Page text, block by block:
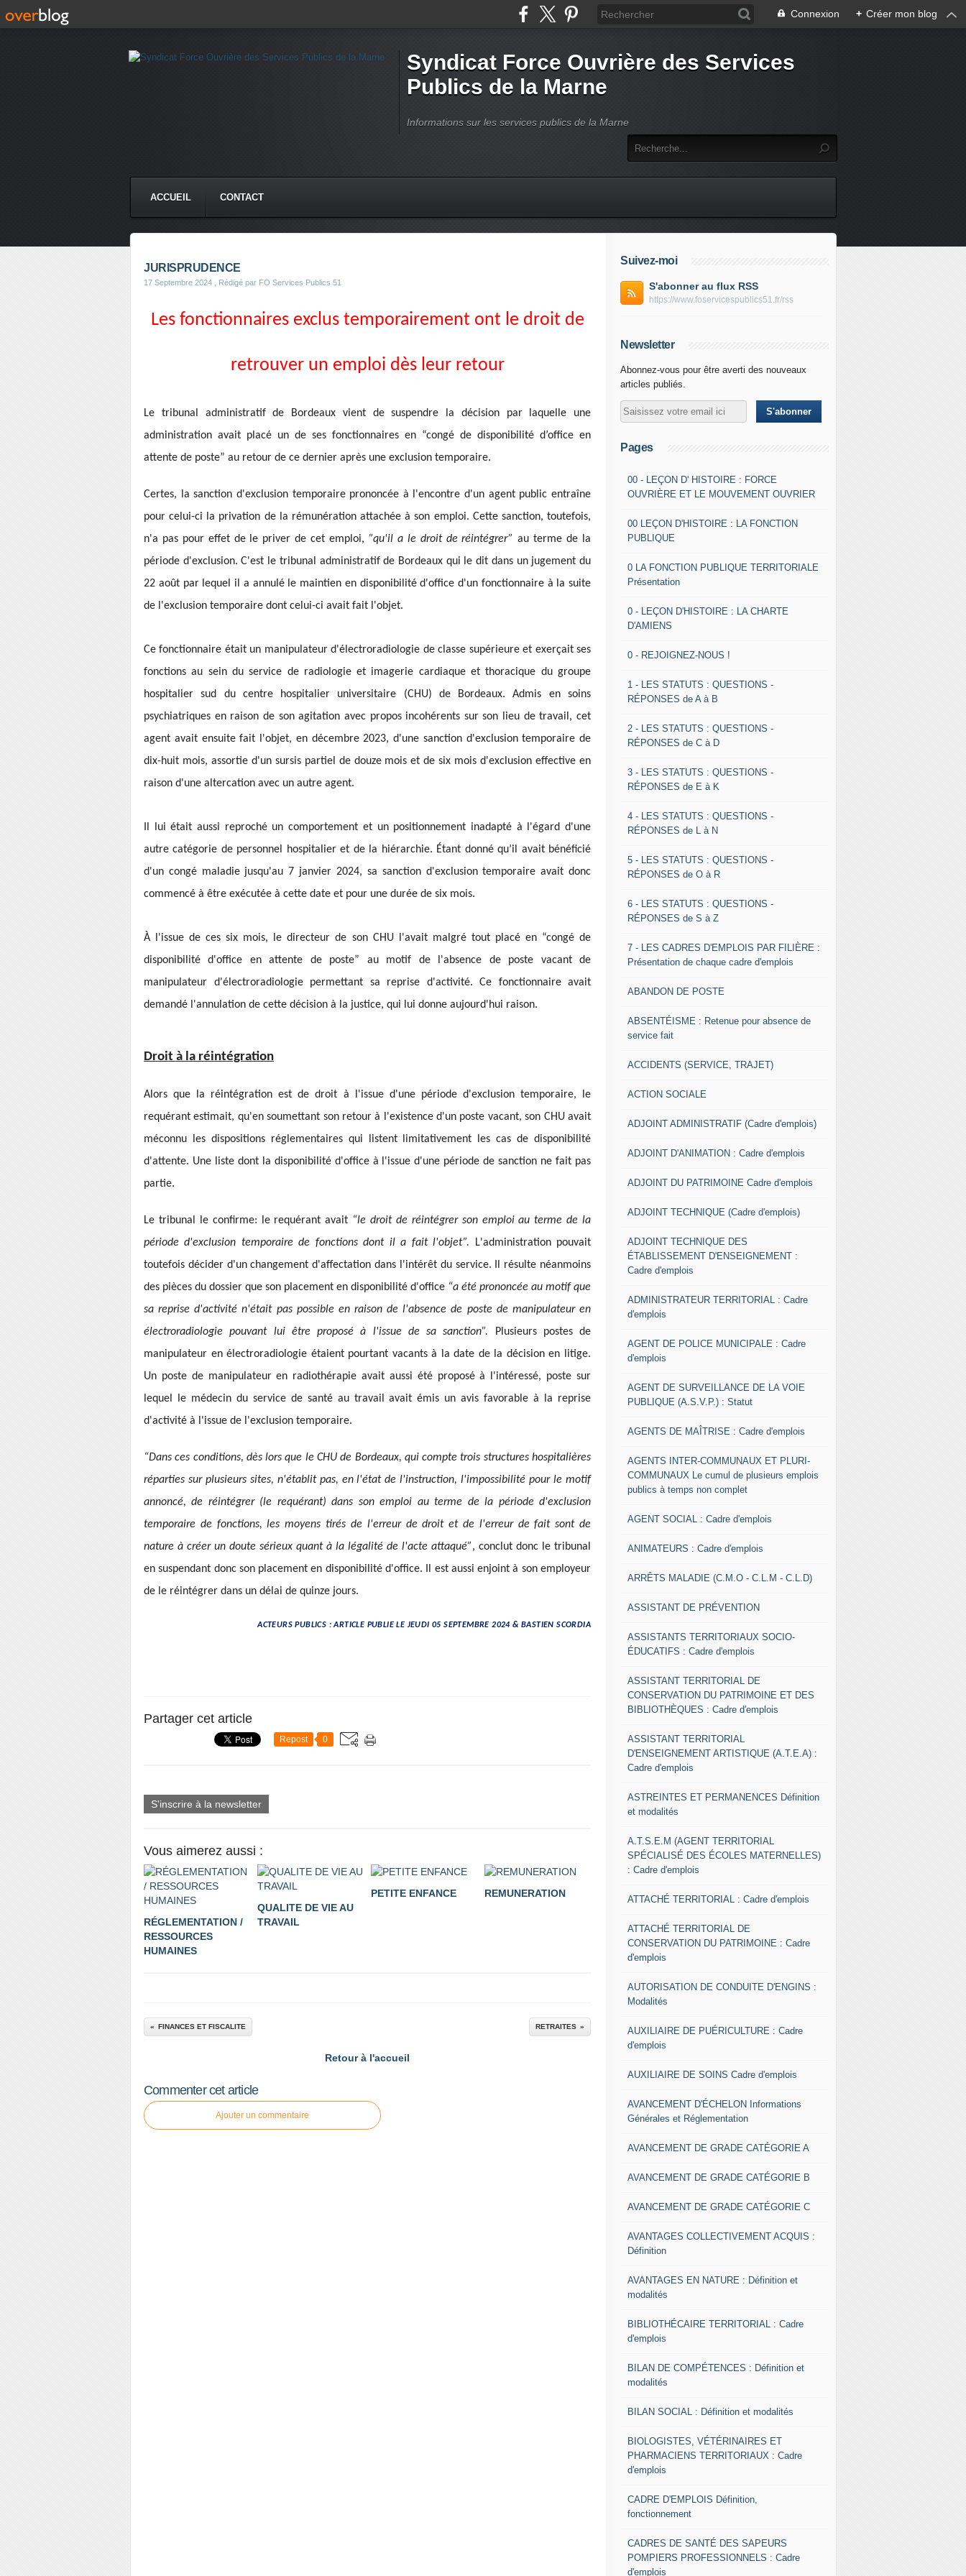
Connexion + Créer mon blog
Syndicat Force Ouvrière des Services
Publics de la Marne
Informations sur les services publics de la Marne
ACCUEIL CONTACT
JURISPRUDENCE
17 Septembre 2024 , Rédigé par FO Services Publics 51
Les fonctionnaires exclus temporairement ont le droit de
retrouver un emploi dès leur retour
Le tribunal administratif de Bordeaux vient de suspendre la décision par laquelle une
administration avait placé un de ses fonctionnaires en “congé de disponibilité d’office en
attente de poste” au retour de ce dernier après une exclusion temporaire.
Certes, la sanction d'exclusion temporaire prononcée à l'encontre d'un agent public entraîne
pour celui-ci la privation de la rémunération attachée à son emploi. Cette sanction, toutefois,
n'a pas pour effet de le priver de cet emploi, ”qu'il a le droit de réintégrer”au terme de la
période d'exclusion. C'est le tribunal administratif de Bordeaux qui le dit dans un jugement du
22 août par lequel il a annulé le maintien en disponibilité d'office d'un fonctionnaire à la suite
de l'exclusion temporaire dont celui-ci avait fait l'objet.
Ce fonctionnaire était un manipulateur d'électroradiologie de classe supérieure et exerçait ses
fonctions au sein du service de radiologie et imagerie cardiaque et thoracique du groupe
hospitalier sud du centre hospitalier universitaire (CHU) de Bordeaux. Admis en soins
psychiatriques en raison de son agitation avec propos incohérents sur son lieu de travail, cet
agent avait ensuite fait l'objet, en décembre 2023, d'une sanction d'exclusion temporaire de
dix-huit mois, assortie d'un sursis partiel de douze mois et de six mois d'exclusion effective en
raison d'une altercation avec un autre agent.
Il lui était aussi reproché un comportement et un positionnement inadapté à l'égard d'une
autre catégorie de personnel hospitalier et de la hiérarchie. Étant donné qu’il avait bénéficié
d'un congé maladie jusqu'au 7 janvier 2024, sa sanction d'exclusion temporaire avait donc
commencé à être exécutée à cette date et pour une durée de six mois.
À l'issue de ces six mois, le directeur de son CHU l'avait malgré tout placé en “congé de
disponibilité d'office en attente de poste” au motif de l'absence de poste vacant de
manipulateur d'électroradiologie permettant sa reprise d'activité. Ce fonctionnaire avait
demandé l'annulation de cette décision à la justice, qui lui donne aujourd'hui raison.
Droit à la réintégration
Alors que la réintégration est de droit à l'issue d'une période d'exclusion temporaire, le
requérant estimait, qu'en soumettant son retour à l'existence d'un poste vacant, son CHU avait
méconnu les dispositions réglementaires qui listent limitativement les cas de disponibilité
d'attente. Une liste dont la disponibilité d'office à l'issue d'une période de sanction ne fait pas
partie.
Le tribunal le confirme: le requérant avait “le droit de réintégrer son emploi au terme de la
période d'exclusion temporaire de fonctions dont il a fait l'objet”.
L'administration pouvait
toutefois décider d'un changement d'affectation dans l'intérêt du service. Il résulte néanmoins
des pièces du dossier que son placement en disponibilité d'office “a été prononcée au motif que
sa reprise d'activité n'était pas possible en raison de l'absence de poste de manipulateur en
électroradiologie pouvant lui être proposé à l'issue de sa sanction”.
Plusieurs postes de
manipulateur en électroradiologie étaient pourtant vacants à la date de la décision en litige.
Un poste de manipulateur en radiothérapie avait aussi été proposé à l'intéressé, poste sur
lequel le médecin du service de santé au travail avait émis un avis favorable à la reprise
d'activité à l'issue de l'exclusion temporaire.
“Dans ces conditions, dès lors que le CHU de Bordeaux, qui compte trois structures hospitalières
réparties sur plusieurs sites, n'établit pas, en l'état de l'instruction, l'impossibilité pour le motif
annoncé, de réintégrer (le requérant) dans son emploi au terme de la période d'exclusion
temporaire de fonctions, les moyens tirés de l'erreur de droit et de l'erreur de fait sont de
nature à créer un doute sérieux quant à la légalité de l'acte attaqué”, conclut donc le tribunal
en suspendant donc son placement en disponibilité d'office. Il est aussi enjoint à son employeur
de le réintégrer dans un délai de quinze jours.
ACTEURS PUBLICS : ARTICLE PUBLIE LE JEUDI 05 SEPTEMBRE 2024 & BASTIEN SCORDIA
Partager cet article
Repost 0
S'inscrire à la newsletter
Vous aimerez aussi :
RÉGLEMENTATION /
RESSOURCES
HUMAINES
QUALITE DE VIE AU
TRAVAIL
PETITE ENFANCE REMUNERATION
FINANCES ET FISCALITE RETRAITES
Retour à l'accueil
Commenter cet article
Ajouter un commentaire
Suivez-moi
S'abonner au flux RSS
https://www.foservicespublics51.fr/rss
Newsletter
Abonnez-vous pour être averti des nouveaux
articles publiés.
Pages
00 - LEÇON D' HISTOIRE : FORCE
OUVRIÈRE ET LE MOUVEMENT OUVRIER
00 LEÇON D'HISTOIRE : LA FONCTION
PUBLIQUE
0 LA FONCTION PUBLIQUE TERRITORIALE
Présentation
0 - LEÇON D'HISTOIRE : LA CHARTE
D'AMIENS
0 - REJOIGNEZ-NOUS !
1 - LES STATUTS : QUESTIONS -
RÉPONSES de A à B
2 - LES STATUTS : QUESTIONS -
RÉPONSES de C à D
3 - LES STATUTS : QUESTIONS -
RÉPONSES de E à K
4 - LES STATUTS : QUESTIONS -
RÉPONSES de L à N
5 - LES STATUTS : QUESTIONS -
RÉPONSES de O à R
6 - LES STATUTS : QUESTIONS -
RÉPONSES de S à Z
7 - LES CADRES D'EMPLOIS PAR FILIÈRE :
Présentation de chaque cadre d'emplois
ABANDON DE POSTE
ABSENTÉISME : Retenue pour absence de
service fait
ACCIDENTS (SERVICE, TRAJET)
ACTION SOCIALE
ADJOINT ADMINISTRATIF (Cadre d'emplois)
ADJOINT D'ANIMATION : Cadre d'emplois
ADJOINT DU PATRIMOINE Cadre d'emplois
ADJOINT TECHNIQUE (Cadre d'emplois)
ADJOINT TECHNIQUE DES
ÉTABLISSEMENT D'ENSEIGNEMENT :
Cadre d'emplois
ADMINISTRATEUR TERRITORIAL : Cadre
d'emplois
AGENT DE POLICE MUNICIPALE : Cadre
d'emplois
AGENT DE SURVEILLANCE DE LA VOIE
PUBLIQUE (A.S.V.P.) : Statut
AGENTS DE MAÎTRISE : Cadre d'emplois
AGENTS INTER-COMMUNAUX ET PLURI-
COMMUNAUX Le cumul de plusieurs emplois
publics à temps non complet
AGENT SOCIAL : Cadre d'emplois
ANIMATEURS : Cadre d'emplois
ARRÊTS MALADIE (C.M.O - C.L.M - C.L.D)
ASSISTANT DE PRÉVENTION
ASSISTANTS TERRITORIAUX SOCIO-
ÉDUCATIFS : Cadre d'emplois
ASSISTANT TERRITORIAL DE
CONSERVATION DU PATRIMOINE ET DES
BIBLIOTHÈQUES : Cadre d'emplois
ASSISTANT TERRITORIAL
D'ENSEIGNEMENT ARTISTIQUE (A.T.E.A) :
Cadre d'emplois
ASTREINTES ET PERMANENCES Définition
et modalités
A.T.S.E.M (AGENT TERRITORIAL
SPÉCIALISÉ DES ÉCOLES MATERNELLES)
: Cadre d'emplois
ATTACHÉ TERRITORIAL : Cadre d'emplois
ATTACHÉ TERRITORIAL DE
CONSERVATION DU PATRIMOINE : Cadre
d'emplois
AUTORISATION DE CONDUITE D'ENGINS :
Modalités
AUXILIAIRE DE PUÉRICULTURE : Cadre
d'emplois
AUXILIAIRE DE SOINS Cadre d'emplois
AVANCEMENT D'ÉCHELON Informations
Générales et Réglementation
AVANCEMENT DE GRADE CATÉGORIE A
AVANCEMENT DE GRADE CATÉGORIE B
AVANCEMENT DE GRADE CATÉGORIE C
AVANTAGES COLLECTIVEMENT ACQUIS :
Définition
AVANTAGES EN NATURE : Définition et
modalités
BIBLIOTHÉCAIRE TERRITORIAL : Cadre
d'emplois
BILAN DE COMPÉTENCES : Définition et
modalités
BILAN SOCIAL : Définition et modalités
BIOLOGISTES, VÉTÉRINAIRES ET
PHARMACIENS TERRITORIAUX : Cadre
d'emplois
CADRE D'EMPLOIS Définition,
fonctionnement
CADRES DE SANTÉ DES SAPEURS
POMPIERS PROFESSIONNELS : Cadre
d'emplois